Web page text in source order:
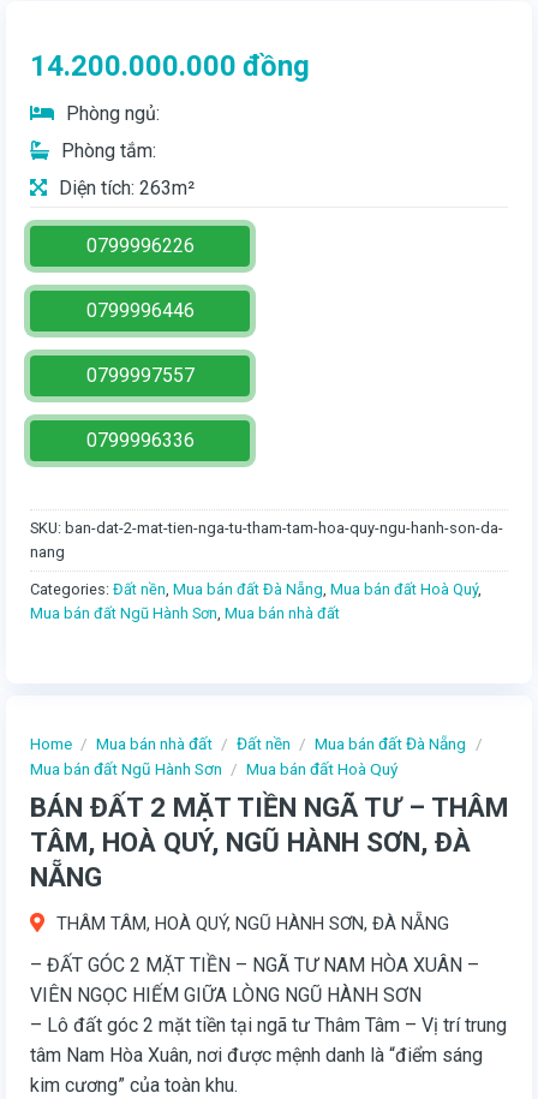
Home / Mua bán nhà đất / Đất nền / Mua bán đất Đà Nẵng
/
Mua bán đất Ngũ Hành Sơn / Mua bán đất Hoà Quý
BÁN ĐẤT 2 MẶT TIỀN NGÃ TƯ – THÂM
TÂM, HOÀ QUÝ, NGŨ HÀNH SƠN, ĐÀ
NẴNG
THÂM TÂM, HOÀ QUÝ, NGŨ HÀNH SƠN, ĐÀ NẴNG
– ĐẤT GÓC 2 MẶT TIỀN – NGÃ TƯ NAM HÒA XUÂN –
VIÊN NGỌC HIẾM GIỮA LÒNG NGŨ HÀNH SƠN
– Lô đất góc 2 mặt tiền tại ngã tư Thâm Tâm – Vị trí trung
tâm Nam Hòa Xuân, nơi được mệnh danh là “điểm sáng
kim cương” của toàn khu.
14.200.000.000 đồng
Phòng ngủ:
Phòng tắm:
Diện tích: 263m²
0799996226
0799996446
0799997557
0799996336
SKU: ban-dat-2-mat-tien-nga-tu-tham-tam-hoa-quy-ngu-hanh-son-da-
nang
Categories: Đất nền, Mua bán đất Đà Nẵng, Mua bán đất Hoà Quý,
Mua bán đất Ngũ Hành Sơn, Mua bán nhà đất